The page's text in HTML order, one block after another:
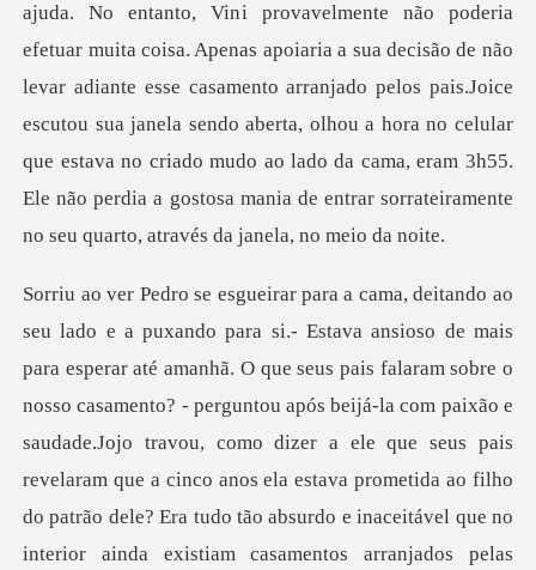
i provavelmente não poderia
efetuar muita coisa. Apenas apoiaria a sua decisão de não
levar adiante esse casamento arranjado pelos pais.Joice
escutou sua janela sendo aberta, olhou